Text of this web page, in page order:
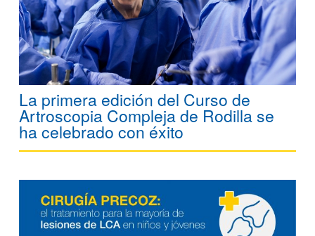
La primera edición del Curso de
Artroscopia Compleja de Rodilla se
ha celebrado con éxito